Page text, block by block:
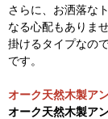
さらに、お洒落な
なる心配もありませ
掛けるタイプなの
です。
オーク天然木製ア
オーク天然木製ア